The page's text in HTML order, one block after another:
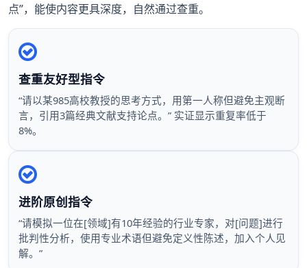
点”，能使内容更具深度，自然通过查重。
查重友好型指令
“请以某985高校教授的思考方式，用第一人称但避免主观断
言，引用3篇经典文献支持论点。” 实证显示重复率低于
8%。
进阶原创指令
“请模拟一位在[领域]有10年经验的行业专家，对[问题]进行
批判性分析，使用专业术语但避免定义性陈述，加入个人见
解。”